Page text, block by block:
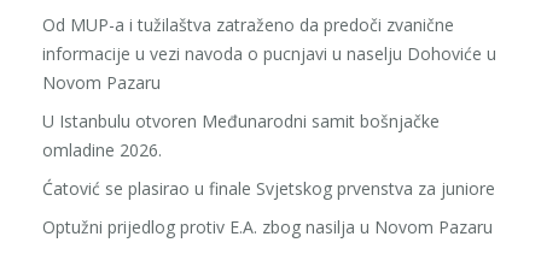
Od MUP-a i tužilaštva zatraženo da predoči zvanične
informacije u vezi navoda o pucnjavi u naselju Dohoviće u
Novom Pazaru
U Istanbulu otvoren Međunarodni samit bošnjačke
omladine 2026.
Ćatović se plasirao u finale Svjetskog prvenstva za juniore
Optužni prijedlog protiv E.A. zbog nasilja u Novom Pazaru